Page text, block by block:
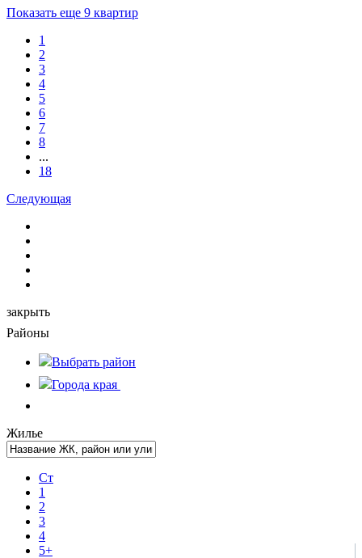
Показать еще 9 квартир
1
2
3
4
5
6
7
8
...
18
Следующая
закрыть
Районы
Выбрать район
Города края
Жилье
Ст
1
2
3
4
5+